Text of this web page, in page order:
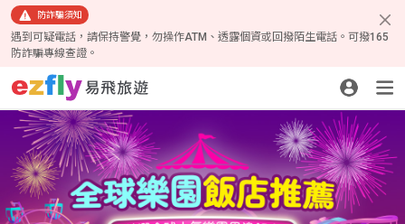
防詐騙須知
遇到可疑電話，請保持警覺，勿操作ATM、透露個資或回撥陌生電話。可撥165
防詐騙專線查證。